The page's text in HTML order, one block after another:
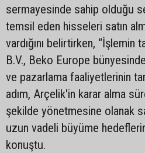
sermayesinde sahip olduğu
temsil eden hisseleri satın
vardığını belirtirken, “İşlemin
B.V., Beko Europe
ve pazarlama faaliyetlerinin
adım, Arçelik'in karar alma
şekilde yönetmesine olanak
uzun vadeli büyüme
konuştu.